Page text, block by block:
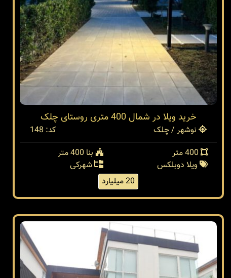
خرید ویلا در شمال 400 متری روستای چلک
نوشهر / چلک
کد: 148
بنا 400 متر
ویلا دوبلکس
شهرکی
20 میلیارد